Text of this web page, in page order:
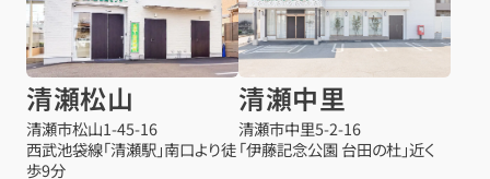
清瀬松山
清瀬市松山1-45-16
西武池袋線「清瀬駅」南口より徒
歩9分
清瀬中里
清瀬市中里5-2-16
「伊藤記念公園 台田の杜」近く